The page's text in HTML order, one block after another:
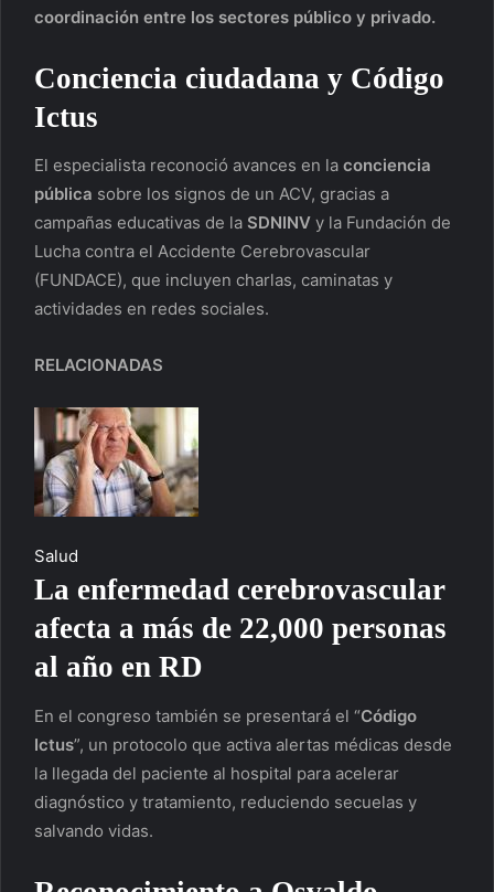
coordinación entre los sectores público y privado.
Conciencia ciudadana y Código
Ictus
El especialista reconoció avances en la conciencia
pública sobre los signos de un ACV, gracias a
campañas educativas de la SDNINV y la Fundación de
Lucha contra el Accidente Cerebrovascular
(FUNDACE), que incluyen charlas, caminatas y
actividades en redes sociales.
RELACIONADAS
Salud
La enfermedad cerebrovascular
afecta a más de 22,000 personas
al año en RD
En el congreso también se presentará el “Código
Ictus”, un protocolo que activa alertas médicas desde
la llegada del paciente al hospital para acelerar
diagnóstico y tratamiento, reduciendo secuelas y
salvando vidas.